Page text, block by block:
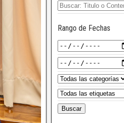
Rango de Fechas